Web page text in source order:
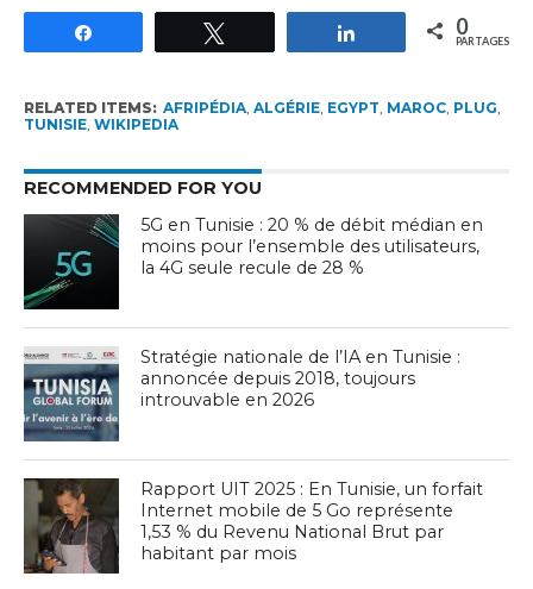
Partagez 0
PARTAGES
RELATED ITEMS: AFRIPÉDIA, ALGÉRIE, EGYPT MAROC, PLUG
TUNISIE, WIKIPEDIA
RECOMMENDED FOR YOU
5G en Tunisie : 20 % de débit médian en
moins pour l’ensemble des utilisateurs,
la 4G seule recule de 28 %
Stratégie nationale de l’IA en Tunisie :
annoncée depuis 2018, toujours
introuvable en 2026
Rapport UIT 2025 : En Tunisie, un forfait
Internet mobile de 5 Go représente
1,53 % du Revenu National Brut par
habitant par mois